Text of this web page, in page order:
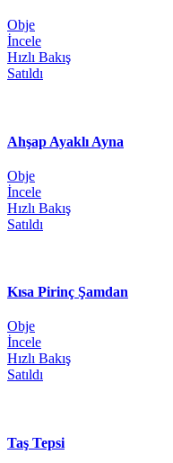
Obje
İncele
Hızlı Bakış
Satıldı
Ahşap Ayaklı Ayna
Obje
İncele
Hızlı Bakış
Satıldı
Kısa Pirinç Şamdan
Obje
İncele
Hızlı Bakış
Satıldı
Taş Tepsi